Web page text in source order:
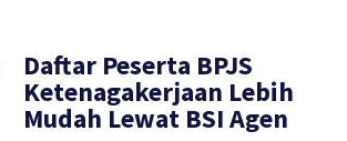
Daftar Peserta BPJS
Ketenagakerjaan Lebih
Mudah Lewat BSI Agen